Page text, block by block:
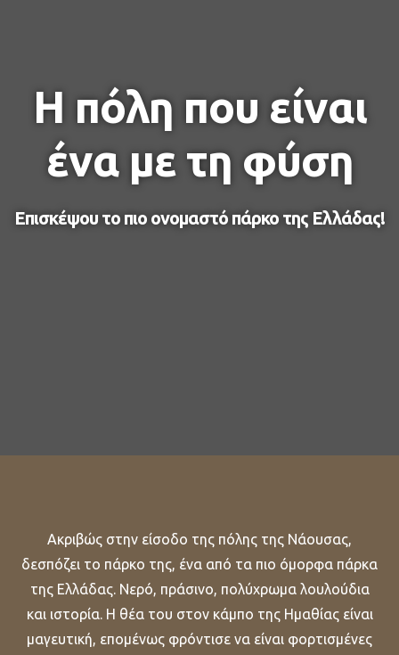
Η πόλη που είναι
ένα με τη φύση
Επισκέψου το πιο ονομαστό πάρκο της Ελλάδας!
Ακριβώς στην είσοδο της πόλης της Νάουσας,
δεσπόζει το πάρκο της, ένα από τα πιο όμορφα πάρκα
της Ελλάδας. Νερό, πράσινο, πολύχρωμα λουλούδια
και ιστορία. Η θέα του στον κάμπο της Ημαθίας είναι
μαγευτική, επομένως φρόντισε να είναι φορτισμένες